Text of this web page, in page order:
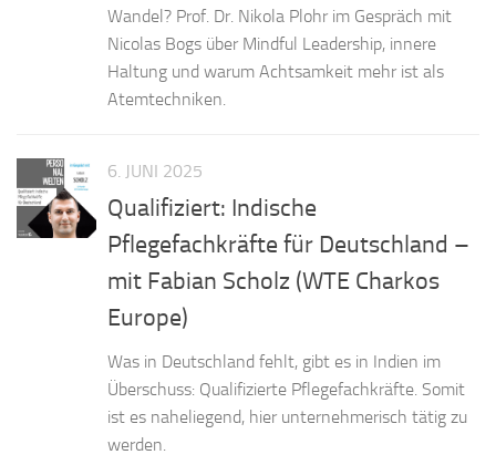
Wandel? Prof. Dr. Nikola Plohr im Gespräch mit
Nicolas Bogs über Mindful Leadership, innere
Haltung und warum Achtsamkeit mehr ist als
Atemtechniken.
6. JUNI 2025
Qualifiziert: Indische
Pflegefachkräfte für Deutschland –
mit Fabian Scholz (WTE Charkos
Europe)
Was in Deutschland fehlt, gibt es in Indien im
Überschuss: Qualifizierte Pflegefachkräfte. Somit
ist es naheliegend, hier unternehmerisch tätig zu
werden.